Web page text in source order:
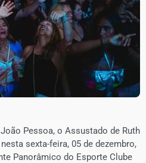
Pessoa, o Assustado de Ruth
sexta-feira, 05 de dezembro,
Panorâmico do Esporte Clube